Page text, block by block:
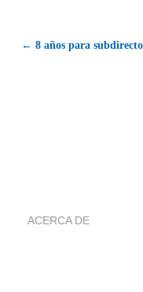
← 8 años para
ACERCA DE